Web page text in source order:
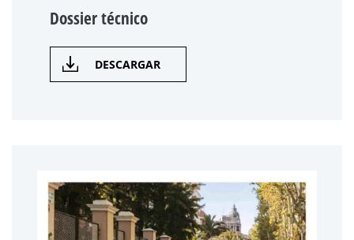
Dossier técnico
DESCARGAR